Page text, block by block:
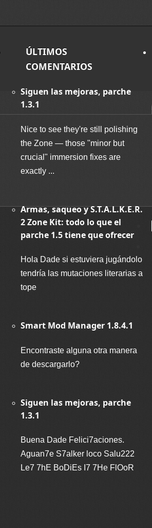
ÚLTIMOS
COMENTARIOS
Siguen las mejoras, parche
1.3.1
Nice to see they're still polishing
the Zone — those "minor but
crucial" immersion fixes are
exactly ...
Armas, saqueo y S.T.A.L.K.E.R.
2 Zone Kit: todo lo que el
parche 1.5 tiene que ofrecer
Hola Dade si estuviera jugándolo
tendría las mutaciones literarias a
tope
Smart Mod Manager 1.8.4.1
Encontraste alguna otra manera
de descargarlo?
Siguen las mejoras, parche
1.3.1
Buena Dade Felici7aciones.
Aguan7e S7alker loco Salu222
Le7 7hE BoDiEs I7 7He FlOoR